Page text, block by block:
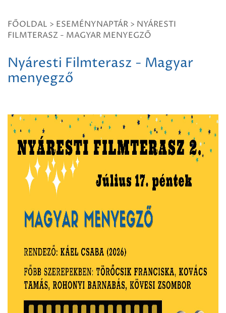
FŐOLDAL > ESEMÉNYNAPTÁR > NYÁRESTI
FILMTERASZ - MAGYAR MENYEGZŐ
Nyáresti Filmterasz - Magyar
menyegző